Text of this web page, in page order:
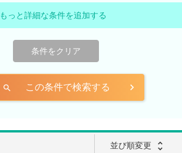
もっと詳細な条件を追加する
条件をクリア
search この条件で検索する
並び順変更 unfold_more